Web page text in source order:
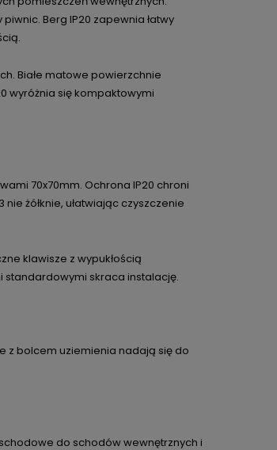
Berg IP20 zapewnia łatwy
Białe matowe powierzchnie
wyróżnia się kompaktowymi
70x70mm. Ochrona IP20 chroni
nie żółknie, ułatwiając czyszczenie
klawisze z wypukłością
standardowymi skraca instalację.
z bolcem uziemienia nadają się do
do schodów wewnętrznych i